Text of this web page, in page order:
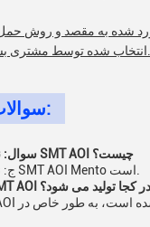
شده به مقصد و روش
سوالات متداول:
سوال: نام تجاری دستگاه SMT AOI چیست؟
سوال: دستگاه SMT AOI در کجا تولید می شود؟